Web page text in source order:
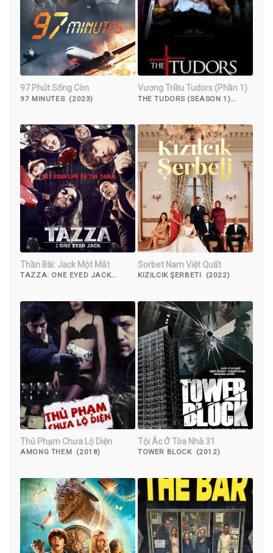
97 Phút Sống Còn
97 MINUTES (2023)
Vương Triều Tudors (Phần 1)
THE TUDORS (SEASON 1)
Thần Bài: Jack Một Mắt
TAZZA: ONE EYED JACK
Sorbet Nam Việt Quất
KIZILCIK ŞERBETI (2022)
Thủ Phạm Chưa Lộ Diện
AMONG THEM (2018)
Tội Ác Ở Tòa Nhà 31
TOWER BLOCK (2012)